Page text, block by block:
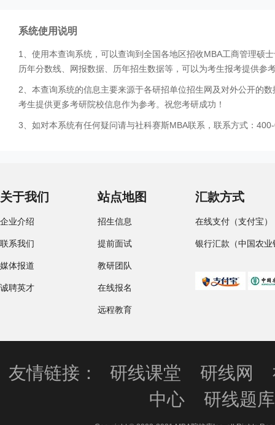
系统使用说明
1、使用本查询系统，可以查询到全国各地区招收MBA工商管理硕
历年分数线、网报数据、历年招生数据等，可以为考生报考提供参
2、本查询系统的信息主要来源于各研招单位招生网及对外公开的
考生提供更多考研院校信息作为参考。祝您考研成功！
3、如对本系统有任何疑问请与社科赛斯MBA联系，联系方式：
关于我们
企业介绍
联系我们
媒体报道
诚聘英才
站点地图
招生信息
提前面试
教研团队
在线报名
远程教育
汇款方式
在线支付（支付宝）
银行汇款（中国农业
友情链接： 研线课堂 研线网
中心
研线题库